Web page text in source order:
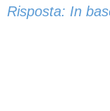
Risposta: In